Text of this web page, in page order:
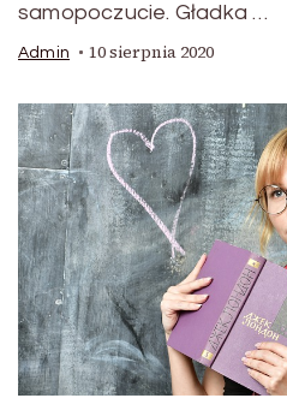
samopoczucie. Gładka …
Admin 10 sierpnia 2020